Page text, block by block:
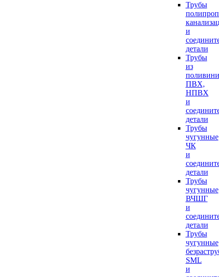
Трубы
и
детали
Трубы
из
ПВХ,
НПВХ
и
детали
Трубы
чугунные
ЧК
и
детали
Трубы
чугунные
ВЧШГ
и
детали
Трубы
чугунные
SML
и